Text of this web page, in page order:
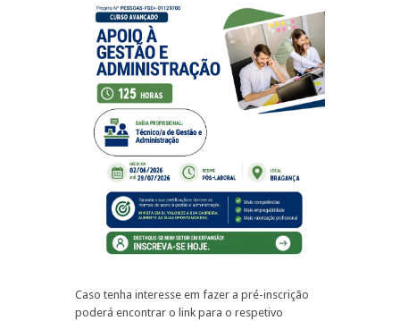
Caso tenha interesse em fazer a pré-inscrição
poderá encontrar o link para o respetivo